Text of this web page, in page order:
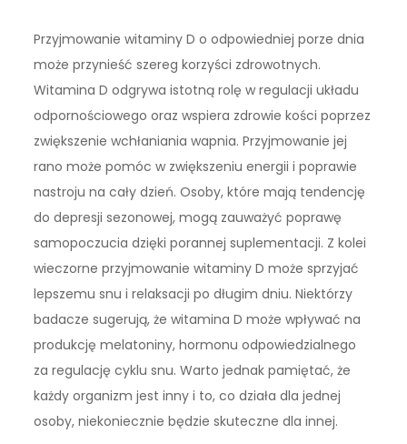
Przyjmowanie witaminy D o odpowiedniej porze dnia
może przynieść szereg korzyści zdrowotnych.
Witamina D odgrywa istotną rolę w regulacji układu
odpornościowego oraz wspiera zdrowie kości poprzez
zwiększenie wchłaniania wapnia. Przyjmowanie jej
rano może pomóc w zwiększeniu energii i poprawie
nastroju na cały dzień. Osoby, które mają tendencję
do depresji sezonowej, mogą zauważyć poprawę
samopoczucia dzięki porannej suplementacji. Z kolei
wieczorne przyjmowanie witaminy D może sprzyjać
lepszemu snu i relaksacji po długim dniu. Niektórzy
badacze sugerują, że witamina D może wpływać na
produkcję melatoniny, hormonu odpowiedzialnego
za regulację cyklu snu. Warto jednak pamiętać, że
każdy organizm jest inny i to, co działa dla jednej
osoby, niekoniecznie będzie skuteczne dla innej.